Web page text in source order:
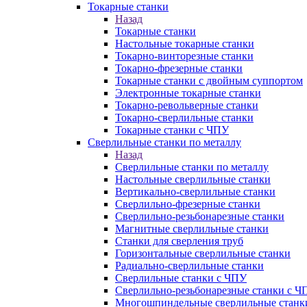
Токарные станки
Назад
Токарные станки
Настольные токарные станки
Токарно-винторезные станки
Токарно-фрезерные станки
Токарные станки с двойным суппортом
Электронные токарные станки
Токарно-револьверные станки
Токарно-сверлильные станки
Токарные станки с ЧПУ
Сверлильные станки по металлу
Назад
Сверлильные станки по металлу
Настольные сверлильные станки
Вертикально-сверлильные станки
Сверлильно-фрезерные станки
Сверлильно-резьбонарезные станки
Магнитные сверлильные станки
Станки для сверления труб
Горизонтальные сверлильные станки
Радиально-сверлильные станки
Сверлильные станки с ЧПУ
Сверлильно-резьбонарезные станки с
Многошпиндельные сверлильные